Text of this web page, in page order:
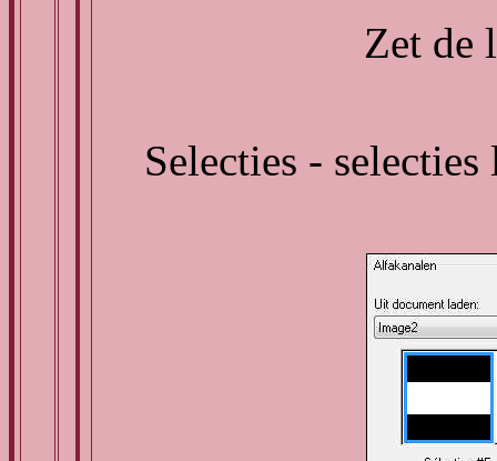
Zet de
Selecties -